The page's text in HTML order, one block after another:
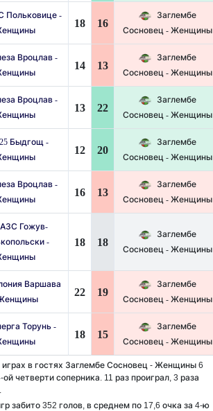
Польковице -
18 16
Заглембе
Сосновец - Женщины
Вроцлав -
14 13
Заглембе
Сосновец - Женщины
Вроцлав -
13 22
Заглембе
Сосновец - Женщины
25 Быдгощ -
12 20
Заглембе
Сосновец - Женщины
Вроцлав -
16 13
Заглембе
Сосновец - Женщины
АЗС Гожув-
-
18 18
Заглембе
Сосновец - Женщины
Варшава
22 19
Заглембе
Сосновец - Женщины
Торунь -
18 15
Заглембе
Сосновец - Женщины
играх в гостях Заглембе Сосновец - Женщины 6
четверти соперника. 11 раз проиграл, 3 раза
забито 352 голов, в среднем по 17,6 очка за 4-ю